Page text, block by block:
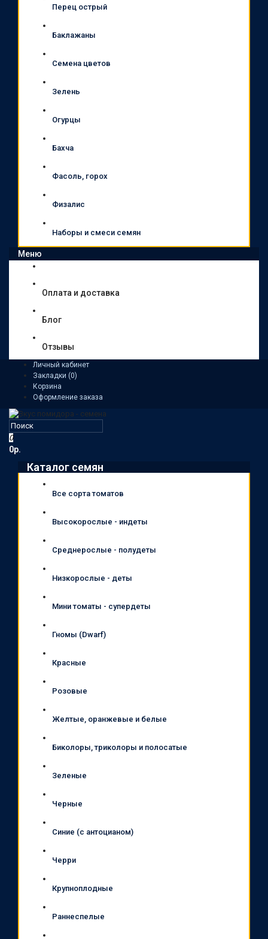
Перец острый
Баклажаны
Семена цветов
Зелень
Огурцы
Бахча
Фасоль, горох
Физалис
Наборы и смеси семян
Меню
Оплата и доставка
Блог
Отзывы
Личный кабинет
Закладки (0)
Корзина
Оформление заказа
0
0р.
Каталог семян
Все сорта томатов
Высокорослые - индеты
Среднерослые - полудеты
Низкорослые - деты
Мини томаты - супердеты
Гномы (Dwarf)
Красные
Розовые
Желтые, оранжевые и белые
Биколоры, триколоры и полосатые
Зеленые
Черные
Синие (с антоцианом)
Черри
Крупноплодные
Раннеспелые